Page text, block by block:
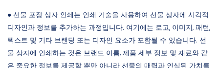
● 선물 포장 상자 인쇄는 인쇄 기술을 사용하여 선물 상자에 시각적
디자인과 정보를 추가하는 과정입니다. 여기에는 로고, 이미지, 패턴,
텍스트 및 기타 브랜딩 또는 디자인 요소가 포함될 수 있습니다. 선
물 상자에 인쇄하는 것은 브랜드 이름, 제품 세부 정보 및 재료와 같
은 중요한 정보를 제공할 뿐만 아니라 선물의 매력과 인식된 가치를